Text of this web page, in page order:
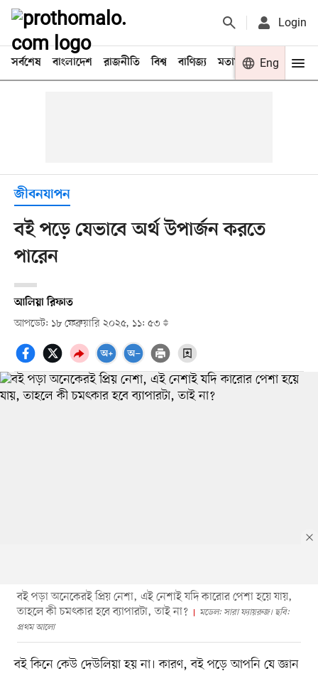
Login
সর্বশেষ বাংলাদেশ রাজনীতি বিশ্ব বাণিজ্য মতামত খেলা
Eng
জীবনযাপন
বই পড়ে যেভাবে অর্থ উপার্জন করতে
পারেন
আলিয়া রিফাত
আপডেট: ১৮ ফেব্রুয়ারি ২০২৫, ১১: ৫৩
বই পড়া অনেকেরই প্রিয় নেশা, এই নেশাই যদি কারোর পেশা হয়ে যায়,
তাহলে কী চমৎকার হবে ব্যাপারটা, তাই না?
মডেল: সারা ফ্যায়রুজ। ছবি:
প্রথম আলো
বই কিনে কেউ দেউলিয়া হয় না। কারণ, বই পড়ে আপনি যে জ্ঞান